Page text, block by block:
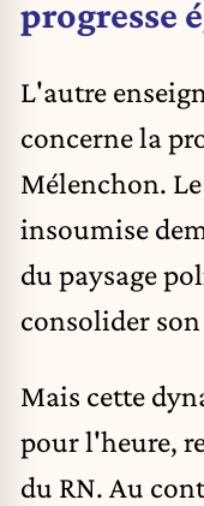
progresse
L'autre
concerne la
Mélenchon.
insoumise
du paysage
consolider
Mais cette
pour l'heure,
du RN. Au